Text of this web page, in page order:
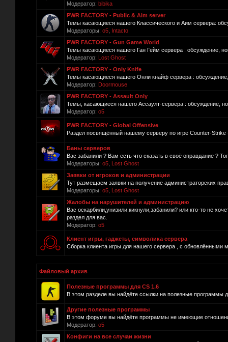
Модератор: bibika
PWR FACTORY - Public & Aim server
Темы касающиеся нашего Классического и Аим сервера:
Модераторы: o5 Intacto
PWR FACTORY - Gun Game World
Темы касающиеся нашего Ган Гейм сервера : обсуждение,
Модератор: Lost Ghost
PWR FACTORY - Only Knife
Темы касающиеся нашего Онли кнайф сервера : обсуждение,
Модератор: Doormouse
PWR FACTORY - Assault Only
Темы, касающиеся нашего Ассаулт-сервера : обсуждение,
Модератор: o5
PWR FACTORY - Global Offensive
Раздел посвящённый нашему серверу по игре Counter-Strike
Баны серверов
Вас забанили ? Вам есть что сказать в своё оправдание ?
Модераторы: o5 Lost Ghost
Заявки от игроков и администрации
Тут размещаем заявки на получение администраторских
Модераторы: o5 Lost Ghost
Жалобы на нарушителей и администрацию
Вас оскарбили,унизили,кикнули,забанили? или кто-то не
раздел для вас.
Модератор: o5
Клиент игры, гаджеты, символика сервера
Сборка клиента игры для нашего сервера , с обновлёнными
Файловый архив
Полезные программы для CS 1.6
В этом разделе вы найдёте ссылки на полезные программы
Другие полезные программы
В этом форуме вы найдёте программы не имеющие
Модератор: o5
Конфиги на все случаи жизни